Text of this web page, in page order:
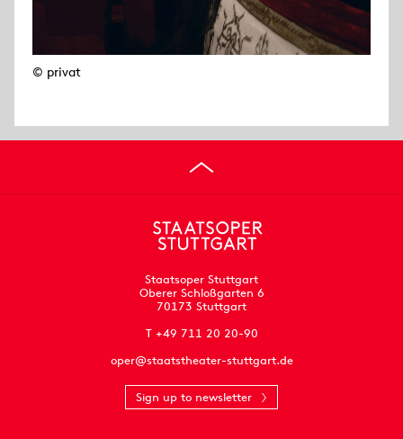
© privat
Staatsoper Stuttgart
Oberer Schloßgarten 6
70173 Stuttgart
T +49 711 20 20-90
oper@staatstheater-stuttgart.de
Sign up to newsletter